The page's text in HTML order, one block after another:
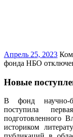
Апрель 25, 2023
фонда НБО
Новые
В фонд научно-
поступила
подготовленного
историком